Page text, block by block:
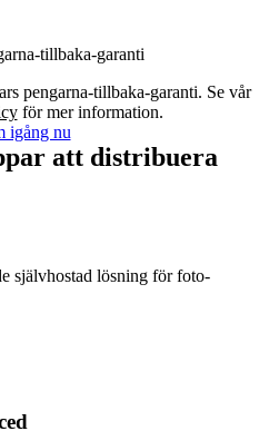
tillbaka-garanti
pengarna-tillbaka-garanti. Se vår
för mer information.
igång nu
att distribuera
självhostad lösning för foto-